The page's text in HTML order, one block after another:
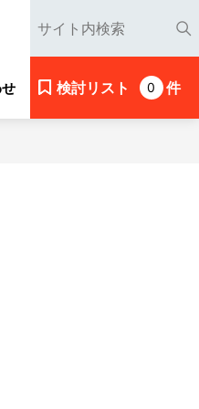
検討リスト 0 件